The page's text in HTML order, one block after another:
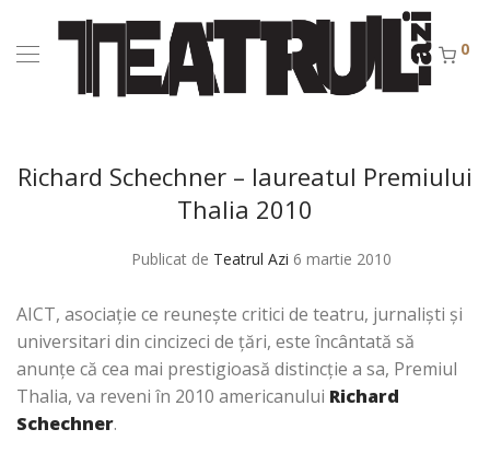
0
Richard Schechner – laureatul Premiului
Thalia 2010
Publicat de Teatrul Azi 6 martie 2010
AICT, asociaţie ce reuneşte critici de teatru, jurnalişti şi
universitari din cincizeci de ţări, este încântată să
anunţe că cea mai prestigioasă distincţie a sa, Premiul
Thalia, va reveni în 2010 americanului Richard
Schechner.